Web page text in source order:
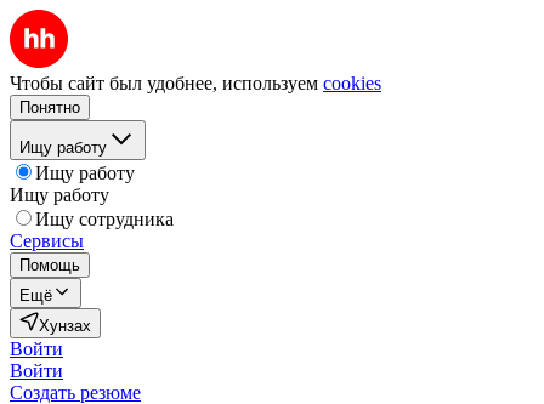
Чтобы сайт был удобнее, используем cookies
Понятно
Ищу работу
Ищу работу
Ищу работу
Ищу сотрудника
Сервисы
Помощь
Ещё
Хунзах
Войти
Войти
Создать резюме